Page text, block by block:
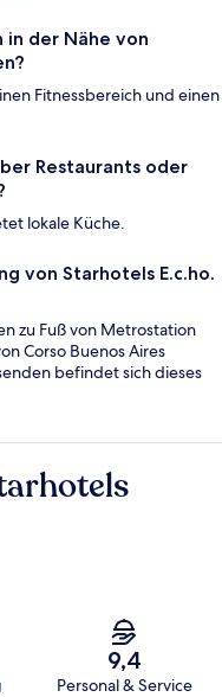
der Nähe von
Fitnessbereich und einen
Restaurants oder
lokale Küche.
von Starhotels E.c.ho.
zu Fuß von Metrostation
Corso Buenos Aires
befindet sich dieses
9,4
Personal & Service